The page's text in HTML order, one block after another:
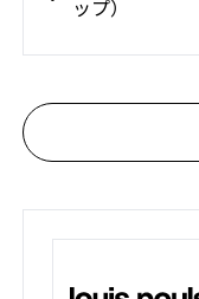
ップ）